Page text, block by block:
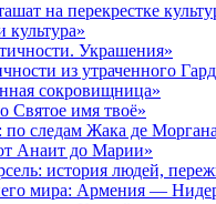
на перекрестке
Украшения»
из утраченного
сокровищница»
Святое имя твоё»
по следам Жака де
Анаит до Марии»
история людей,
мира: Армения —